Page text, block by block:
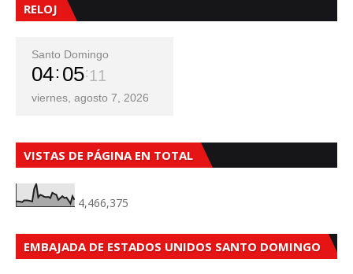
RELOJ
Santo Domingo
04 05 13
viernes, agosto 7, 2026
VISTAS DE PÁGINA EN TOTAL
4,466,375
EMBAJADA DE ESTADOS UNIDOS SANTO DOMINGO